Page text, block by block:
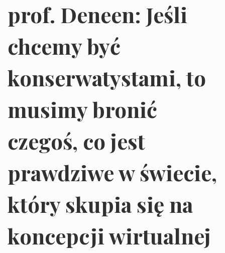
prof. Deneen: Jeśli
chcemy być
konserwatystami, to
musimy bronić
czegoś, co jest
prawdziwe w świecie,
który skupia się na
koncepcji wirtualnej